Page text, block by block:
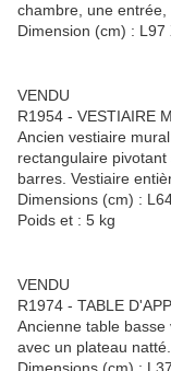
chambre, une entrée,
Dimension (cm) : L97
VENDU
R1954 - VESTIAIRE
Ancien vestiaire
rectangulaire
barres. Vestiaire
Dimensions (cm) :
Poids et : 5 kg
VENDU
R1974 - TABLE
Ancienne table
avec un plateau natté.